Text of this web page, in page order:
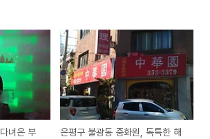
녀온 부
은평구 불광동 중화원, 독특한 해